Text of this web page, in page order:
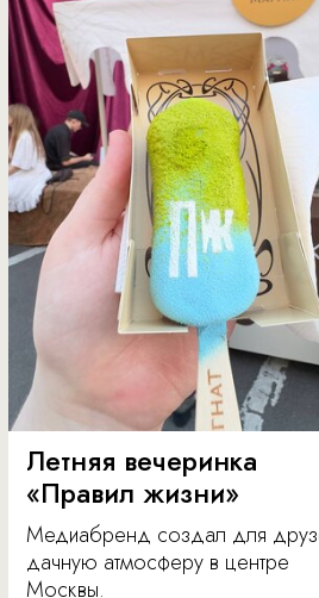
Летняя вечеринка
«Правил жизни»
Медиабренд создал для
дачную атмосферу в центре
Москвы.